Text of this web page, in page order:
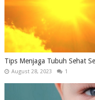
Tips Menjaga Tubuh Sehat
August 28, 2023 1